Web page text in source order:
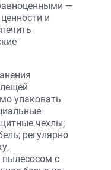
—
и
упаковать
чехлы;
регулярно
с